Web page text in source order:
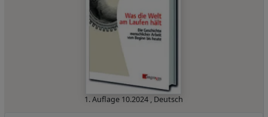
1. Auflage 10.2024 , Deutsch